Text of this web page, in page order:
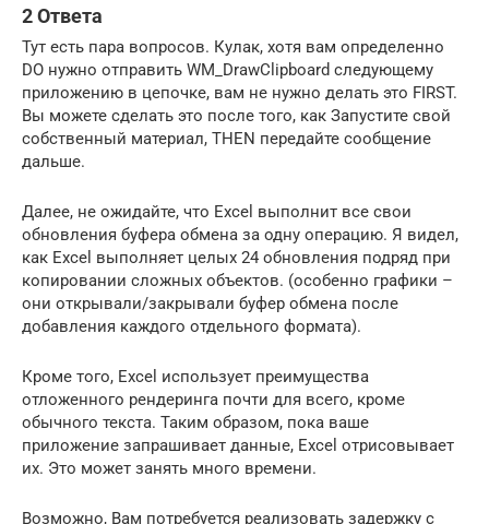
2 Ответа
Тут есть пара вопросов. Кулак, хотя вам определенно
DO нужно отправить WM_DrawClipboard следующему
приложению в цепочке, вам не нужно делать это FIRST.
Вы можете сделать это после того, как Запустите свой
собственный материал, THEN передайте сообщение
дальше.
Далее, не ожидайте, что Excel выполнит все свои
обновления буфера обмена за одну операцию. Я видел,
как Excel выполняет целых 24 обновления подряд при
копировании сложных объектов. (особенно графики –
они открывали/закрывали буфер обмена после
добавления каждого отдельного формата).
Кроме того, Excel использует преимущества
отложенного рендеринга почти для всего, кроме
обычного текста. Таким образом, пока ваше
приложение запрашивает данные, Excel отрисовывает
их. Это может занять много времени.
Возможно, Вам потребуется реализовать задержку с